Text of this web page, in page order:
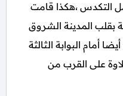
التكدس ،هكذا قامت
بقلب المدينة الشروق
أمام البوابة الثالثة
على القرب من